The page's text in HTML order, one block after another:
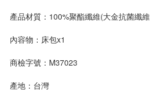
產品材質：100%聚酯纖維(大金抗菌纖
內容物：床包x1
商檢字號：M37023
產地：台灣